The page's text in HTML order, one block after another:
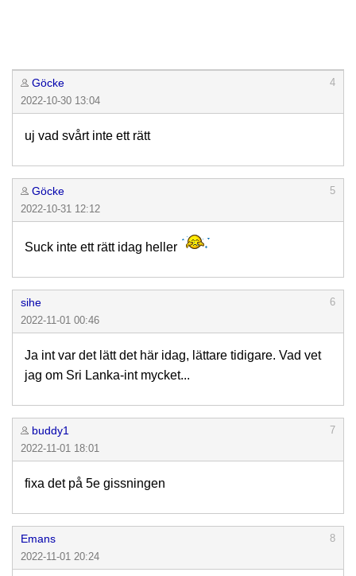
Göcke
4
2022-10-30 13:04
uj vad svårt inte ett rätt
Göcke
5
2022-10-31 12:12
Suck inte ett rätt idag heller
sihe
6
2022-11-01 00:46
Ja int var det lätt det här idag, lättare tidigare. Vad vet
jag om Sri Lanka-int mycket...
buddy1
7
2022-11-01 18:01
fixa det på 5e gissningen
Emans
8
2022-11-01 20:24